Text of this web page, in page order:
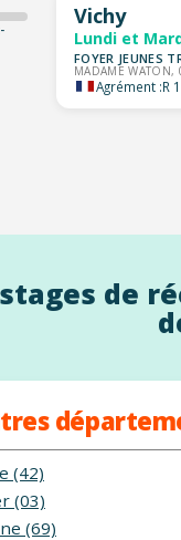
Vichy
Lundi et
FOYER JEUNES
MADAME WATON,
Agrément :R
de
(42)
(03)
(69)